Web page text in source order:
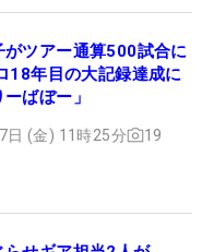
がツアー通算500試合に
18年目の大記録達成に
ーばぼー」
日 (金) 11時25分 19